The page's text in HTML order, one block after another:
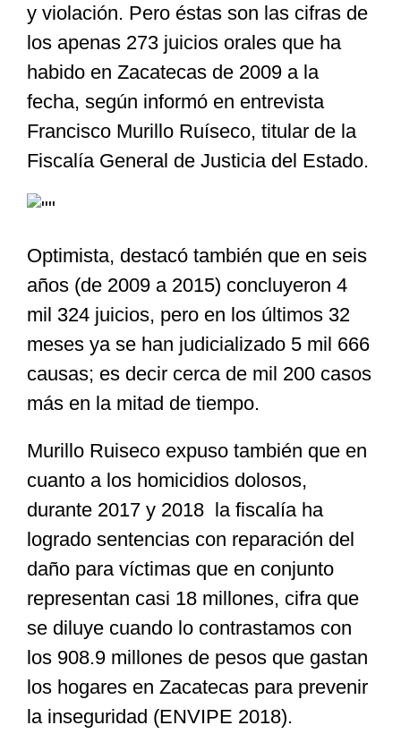
y violación. Pero éstas son las cifras de
los apenas 273 juicios orales que ha
habido en Zacatecas de 2009 a la
fecha, según informó en entrevista
Francisco Murillo Ruíseco, titular de la
Fiscalía General de Justicia del Estado.
Optimista, destacó también que en seis
años (de 2009 a 2015) concluyeron 4
mil 324 juicios, pero en los últimos 32
meses ya se han judicializado 5 mil 666
causas; es decir cerca de mil 200 casos
más en la mitad de tiempo.
Murillo Ruiseco expuso también que en
cuanto a los homicidios dolosos,
durante 2017 y 2018 la fiscalía ha
logrado sentencias con reparación del
daño para víctimas que en conjunto
representan casi 18 millones, cifra que
se diluye cuando lo contrastamos con
los 908.9 millones de pesos que gastan
los hogares en Zacatecas para prevenir
la inseguridad (ENVIPE 2018).